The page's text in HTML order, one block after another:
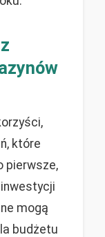
które
pierwsze,
inwestycji
mogą
budżetu